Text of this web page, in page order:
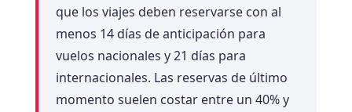
que los viajes deben reservarse con al
menos 14 días de anticipación para
vuelos nacionales y 21 días para
internacionales. Las reservas de último
momento suelen costar entre un 40% y